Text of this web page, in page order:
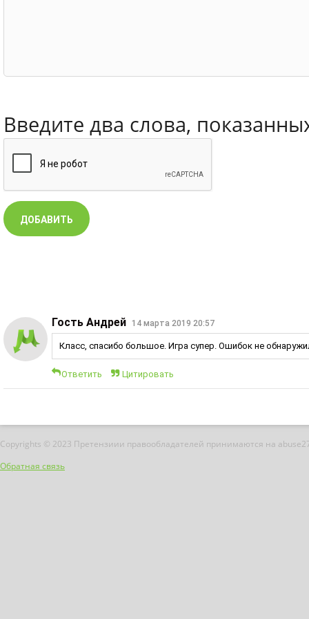
Введите два слова,
Гость Андрей 14 марта 2019 20:57
Класс, спасибо большое. Игра супер. Ошибок не
Ответить Цитировать
Copyrights © 2023 Претензиии правообладателей принимаются на
Обратная связь